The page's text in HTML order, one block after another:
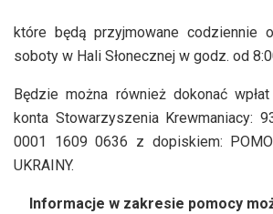
które będą przyjmowane codziennie
soboty w Hali Słonecznej w godz. od
Będzie można również dokonać
konta Stowarzyszenia Krewmaniacy:
0001 1609 0636 z dopiskiem:
UKRAINY.
Informacje w zakresie pomocy